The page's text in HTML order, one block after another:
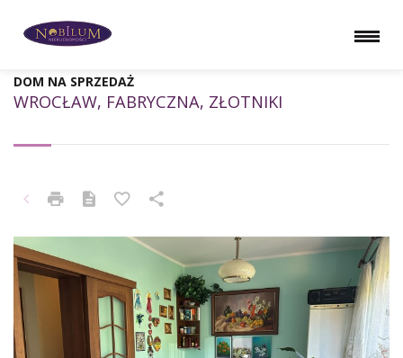
WROCŁAW, FABRYCZNA, ZŁOTNIKI
DOM NA SPRZEDAŻ